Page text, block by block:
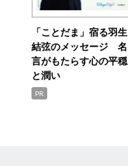
「ことだま」宿る羽生
結弦のメッセージ 名
言がもたらす心の平穏
と潤い
PR